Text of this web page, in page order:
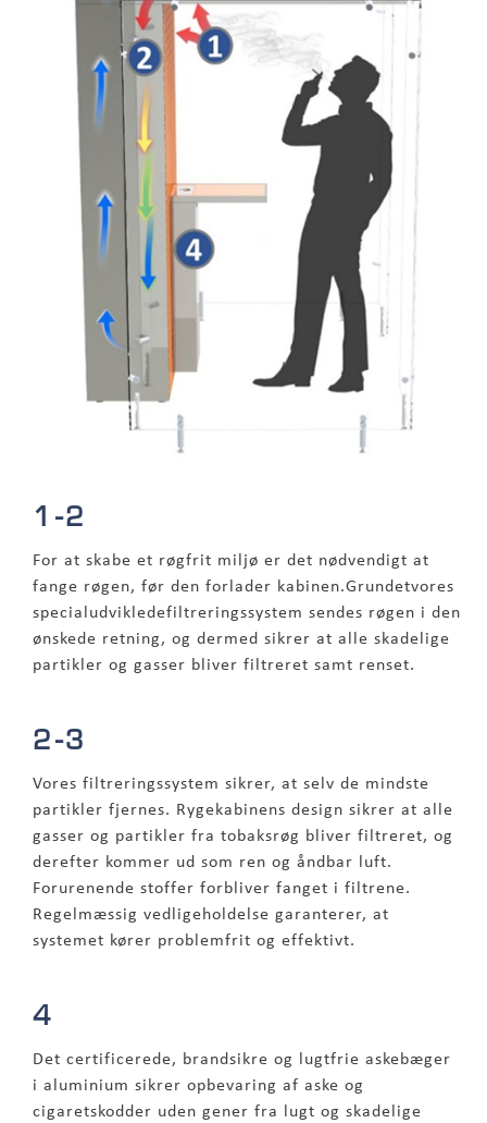
1-2
For at skabe et røgfrit miljø er det nødvendigt at
fange røgen, før den forlader kabinen.Grundetvores
specialudvikledefiltreringssystem sendes røgen i den
ønskede retning, og dermed sikrer at alle skadelige
partikler og gasser bliver filtreret samt renset.
2-3
Vores filtreringssystem sikrer, at selv de mindste
partikler fjernes. Rygekabinens design sikrer at alle
gasser og partikler fra tobaksrøg bliver filtreret, og
derefter kommer ud som ren og åndbar luft.
Forurenende stoffer forbliver fanget i filtrene.
Regelmæssig vedligeholdelse garanterer, at
systemet kører problemfrit og effektivt.
4
Det certificerede, brandsikre og lugtfrie askebæger
i aluminium sikrer opbevaring af aske og
cigaretskodder uden gener fra lugt og skadelige